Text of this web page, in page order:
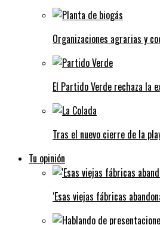
Organizaciones agrarias y
El Partido Verde rechaza la
Tras el nuevo cierre de la
Tu opinión
‘Esas viejas fábricas